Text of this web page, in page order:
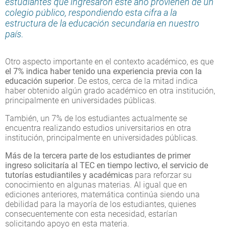
colegio público, respondiendo esta cifra a la
estructura de la educación secundaria en nuestro
país.
Otro aspecto importante en el contexto académico, es que
el 7% indica haber tenido una experiencia previa con la
educación superior. De estos, cerca de la mitad indica
haber obtenido algún grado académico en otra institución,
principalmente en universidades públicas.
También, un 7% de los estudiantes actualmente se
encuentra realizando estudios universitarios en otra
institución, principalmente en universidades públicas.
Más de la tercera parte de los estudiantes de primer
ingreso solicitaría al TEC en tiempo lectivo, el servicio de
tutorías estudiantiles y académicas para reforzar su
conocimiento en algunas materias. Al igual que en
ediciones anteriores, matemática continúa siendo una
debilidad para la mayoría de los estudiantes, quienes
consecuentemente con esta necesidad, estarían
solicitando apoyo en esta materia.